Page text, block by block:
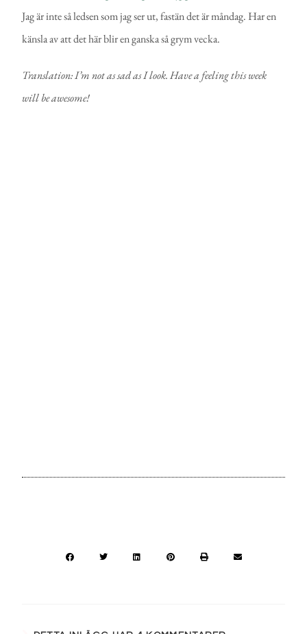
Jag är inte så ledsen som jag ser ut, fastän det är måndag. Har en
känsla av att det här blir en ganska så grym vecka.
Translation: I’m not as sad as I look. Have a feeling this week
will be awesome!